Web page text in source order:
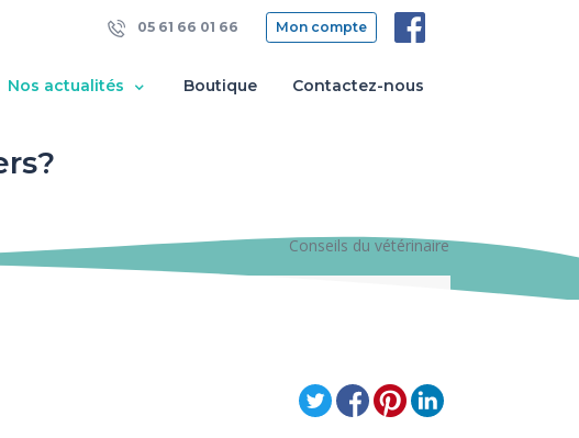
Nos actualités Boutique Contactez-nous
05 61 66 01 66 Mon compte
Conseils du vétérinaire